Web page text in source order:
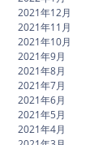
2021年12月
2021年11月
2021年10月
2021年9月
2021年8月
2021年7月
2021年6月
2021年5月
2021年4月